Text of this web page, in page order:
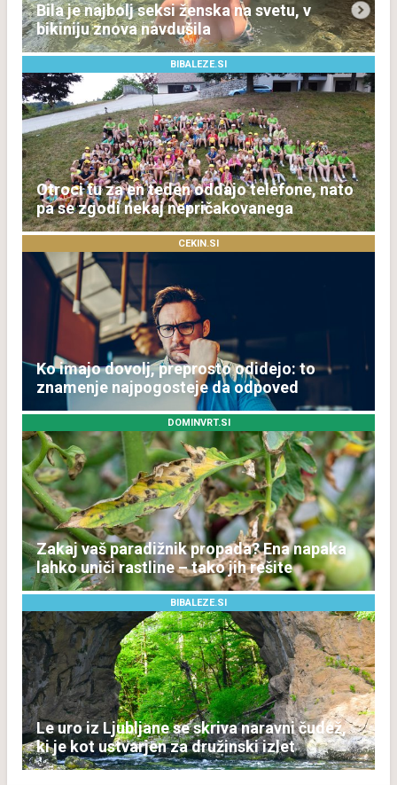
Bila je najbolj seksi ženska na svetu, v
bikiniju znova navdušila
BIBALEZE.SI
Otroci tu za en teden oddajo telefone, nato
pa se zgodi nekaj nepričakovanega
CEKIN.SI
Ko imajo dovolj, preprosto odidejo: to
znamenje najpogosteje da odpoved
DOMINVRT.SI
Zakaj vaš paradižnik propada? Ena napaka
lahko uniči rastline – tako jih rešite
BIBALEZE.SI
Le uro iz Ljubljane se skriva naravni čudež,
ki je kot ustvarjen za družinski izlet